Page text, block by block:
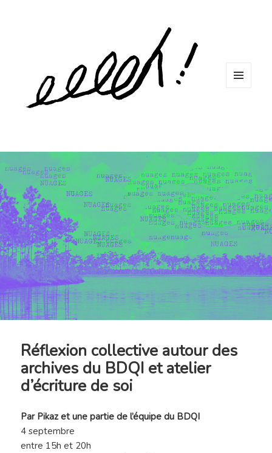
Réflexion collective autour des
archives du BDQI et atelier
d’écriture de soi
Par Pikaz et une partie de l’équipe du BDQI
4 septembre
entre 15h et 20h